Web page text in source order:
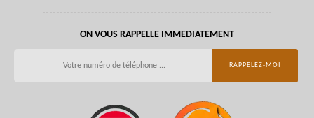
ON VOUS RAPPELLE IMMEDIATEMENT